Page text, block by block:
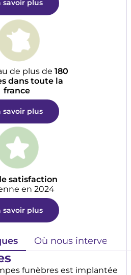
savoir plus
de plus de 180
dans toute la
france
savoir plus
satisfaction
en 2024
savoir plus
Où nous intervenons
funèbres est implantée